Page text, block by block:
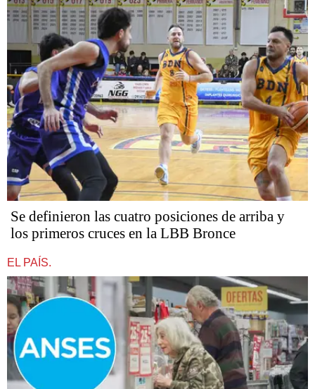
Se definieron las cuatro posiciones de arriba y
los primeros cruces en la LBB Bronce
EL PAÍS.